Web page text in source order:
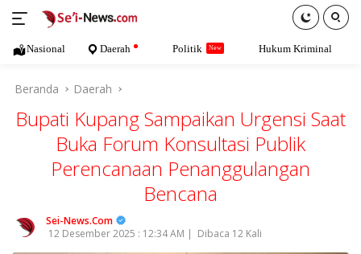
Langsung
kontenNasional Daerah Politik Hukum Kriminal
Beranda Daerah
Bupati Kupang Sampaikan Urgensi Saat
Buka Forum Konsultasi Publik
Perencanaan Penanggulangan
Bencana
Sei-News.Com
12 Desember 2025 : 12:34 AM | Dibaca 12 Kali